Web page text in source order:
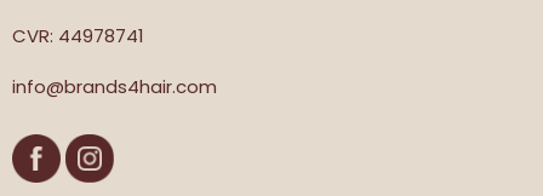
CVR: 44978741
info@brands4hair.com